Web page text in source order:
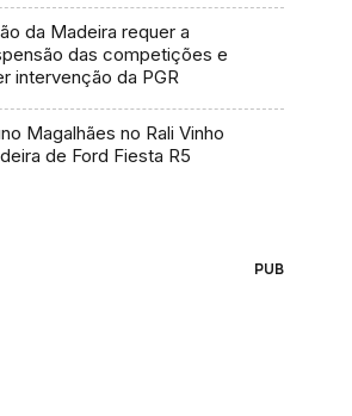
da Madeira requer a
das competições e
intervenção da PGR
Magalhães no Rali Vinho
de Ford Fiesta R5
PUB